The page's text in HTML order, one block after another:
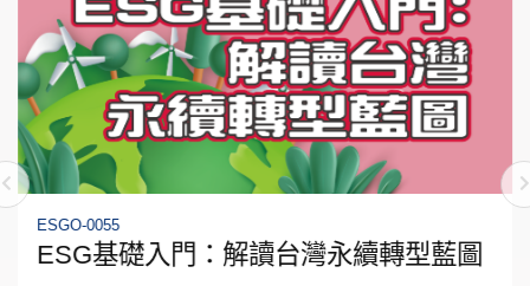
ESGO-0055
ESG基礎入門：解讀台灣永續轉型藍圖